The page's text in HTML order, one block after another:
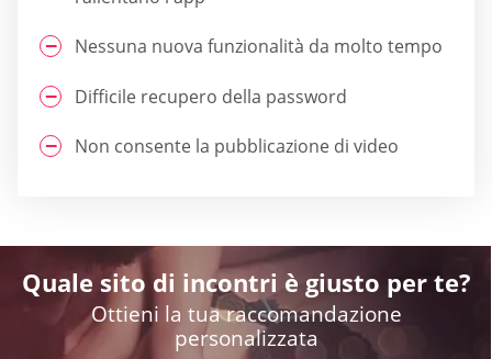
Nessuna nuova funzionalità da molto tempo
Difficile recupero della password
Non consente la pubblicazione di video
Quale sito di incontri è giusto per te?
Ottieni la tua raccomandazione
personalizzata